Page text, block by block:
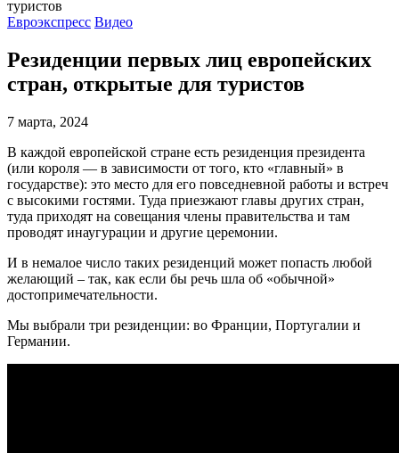
Евроэкспресс Видео
Резиденции первых лиц европейских
стран, открытые для туристов
7 марта, 2024
В каждой европейской стране есть резиденция президента
(или короля — в зависимости от того, кто «главный» в
государстве): это место для его повседневной работы и встреч
с высокими гостями. Туда приезжают главы других стран,
туда приходят на совещания члены правительства и там
проводят инаугурации и другие церемонии.
И в немалое число таких резиденций может попасть любой
желающий – так, как если бы речь шла об «обычной»
достопримечательности.
Мы выбрали три резиденции: во Франции, Португалии и
Германии.